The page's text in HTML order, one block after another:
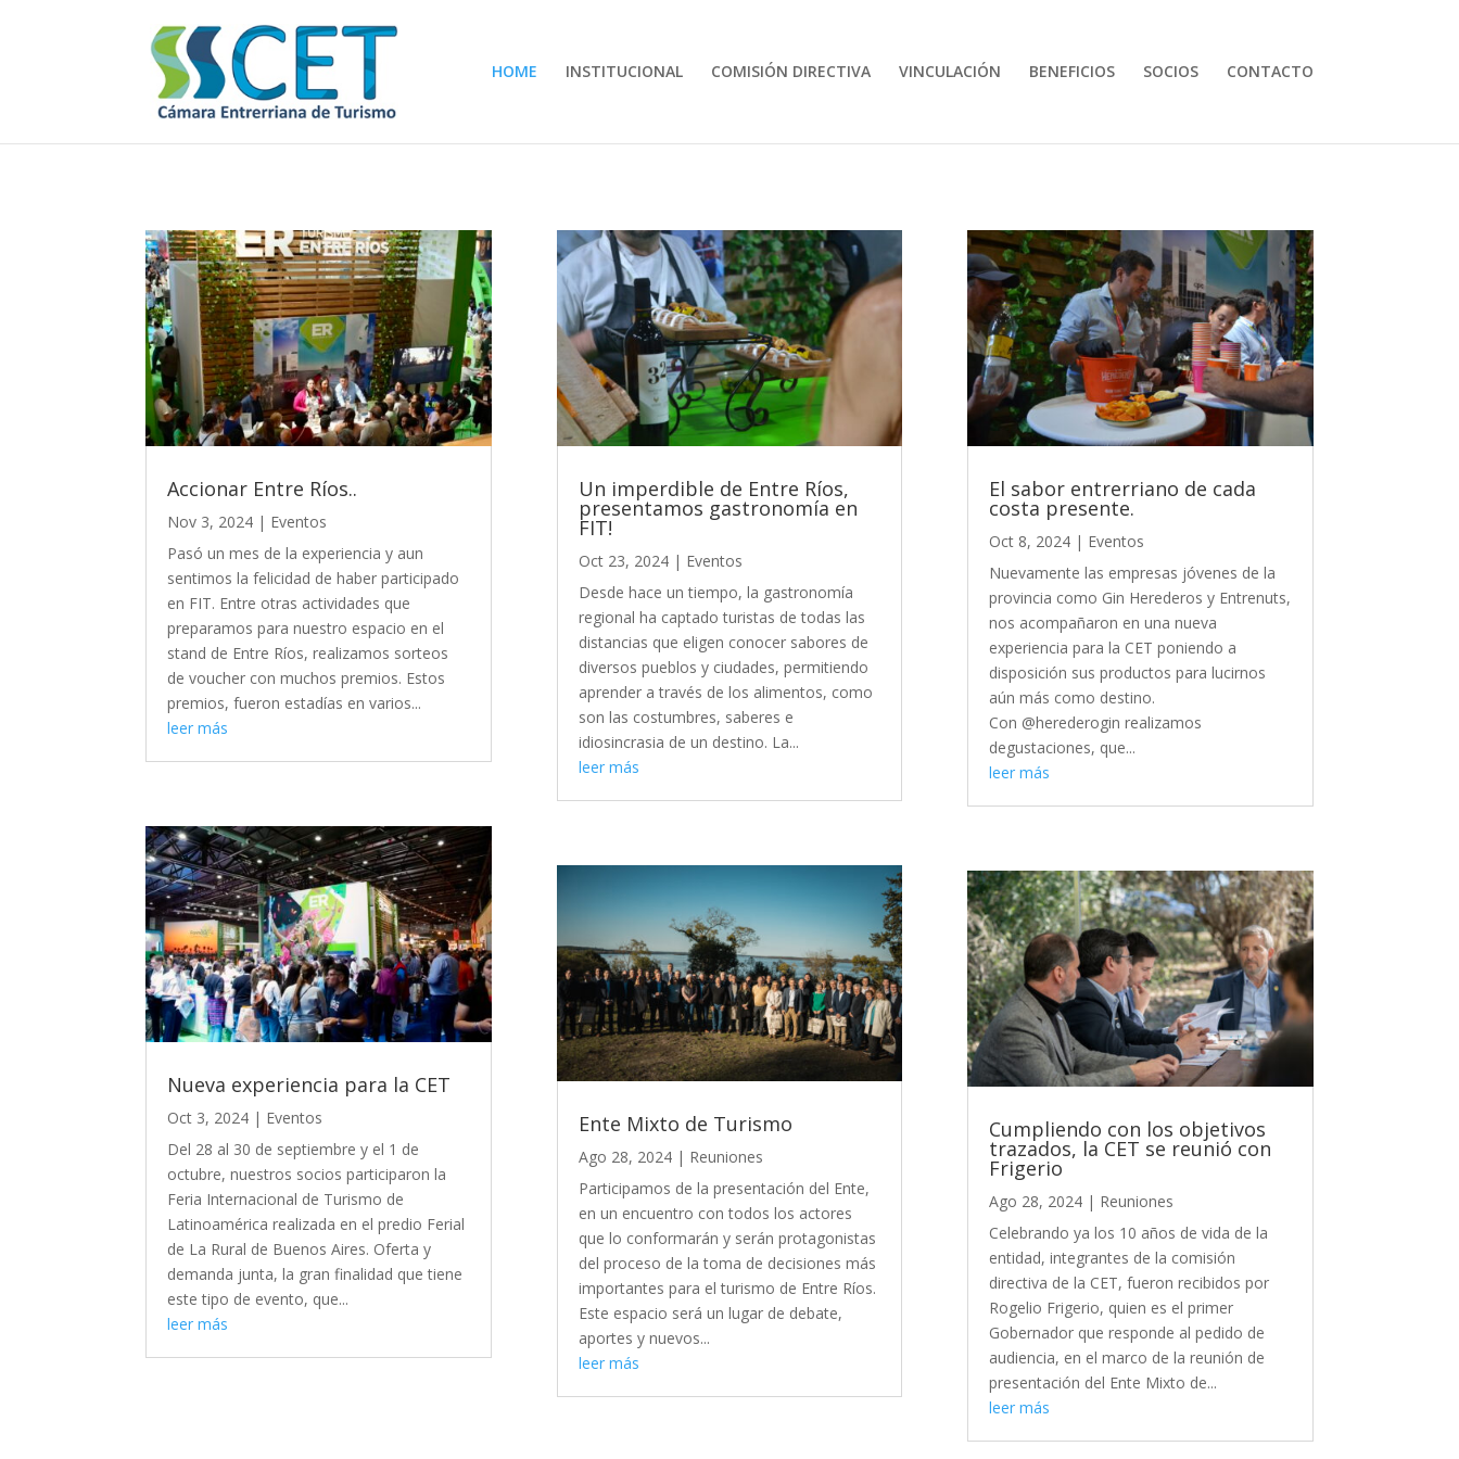
HOME INSTITUCIONAL COMISIÓN DIRECTIVA VINCULACIÓN BENEFICIOS SOCIOS CONTACTO
Accionar Entre Ríos..
Nov 3, 2024 | Eventos
Pasó un mes de la experiencia y aun
sentimos la felicidad de haber participado
en FIT. Entre otras actividades que
preparamos para nuestro espacio en el
stand de Entre Ríos, realizamos sorteos
de voucher con muchos premios. Estos
premios, fueron estadías en varios...
leer más
Nueva experiencia para la CET
Oct 3, 2024 | Eventos
Del 28 al 30 de septiembre y el 1 de
octubre, nuestros socios participaron la
Feria Internacional de Turismo de
Latinoamérica realizada en el predio Ferial
de La Rural de Buenos Aires. Oferta y
demanda junta, la gran finalidad que tiene
este tipo de evento, que...
leer más
Un imperdible de Entre Ríos,
presentamos gastronomía en
FIT!
Oct 23, 2024| Eventos
Desde hace un tiempo, la gastronomía
regional ha captado turistas de todas las
distancias que eligen conocer sabores de
diversos pueblos y ciudades, permitiendo
aprender a través de los alimentos, como
son las costumbres, saberes e
idiosincrasia de un destino. La...
leer más
Ente Mixto de Turismo
Ago 28, 2024| Reuniones
Participamos de la presentación del Ente,
en un encuentro con todos los actores
que lo conformarán y serán protagonistas
del proceso de la toma de decisiones más
importantes para el turismo de Entre Ríos.
Este espacio será un lugar de debate,
aportes y nuevos...
leer más
El sabor entrerriano de cada
costa presente.
Oct 8, 2024| Eventos
Nuevamente las empresas jóvenes de la
provincia como Gin Herederos y Entrenuts,
nos acompañaron en una nueva
experiencia para la CET poniendo a
disposición sus productos para lucirnos
aún más como destino.
Con @herederogin realizamos
degustaciones, que...
leer más
Cumpliendo con los objetivos
trazados, la CET se reunió con
Frigerio
Ago 28, 2024| Reuniones
Celebrando ya los 10 años de vida de la
entidad, integrantes de la comisión
directiva de la CET, fueron recibidos por
Rogelio Frigerio, quien es el primer
Gobernador que responde al pedido de
audiencia, en el marco de la reunión de
presentación del Ente Mixto de...
leer más